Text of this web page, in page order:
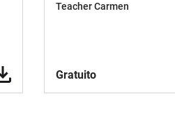
Teacher Carmen
Gratuito